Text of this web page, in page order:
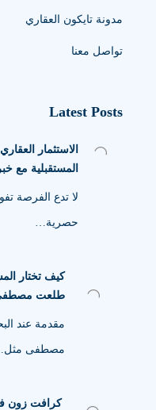
مدونة تايكون العقاري
تواصل معنا
Latest Posts
المستقبلية مع
لا تدع الفرصة
حصرية…
كيف تختار
طلعت
مقدمة عند
مصطفى
كرافت زون